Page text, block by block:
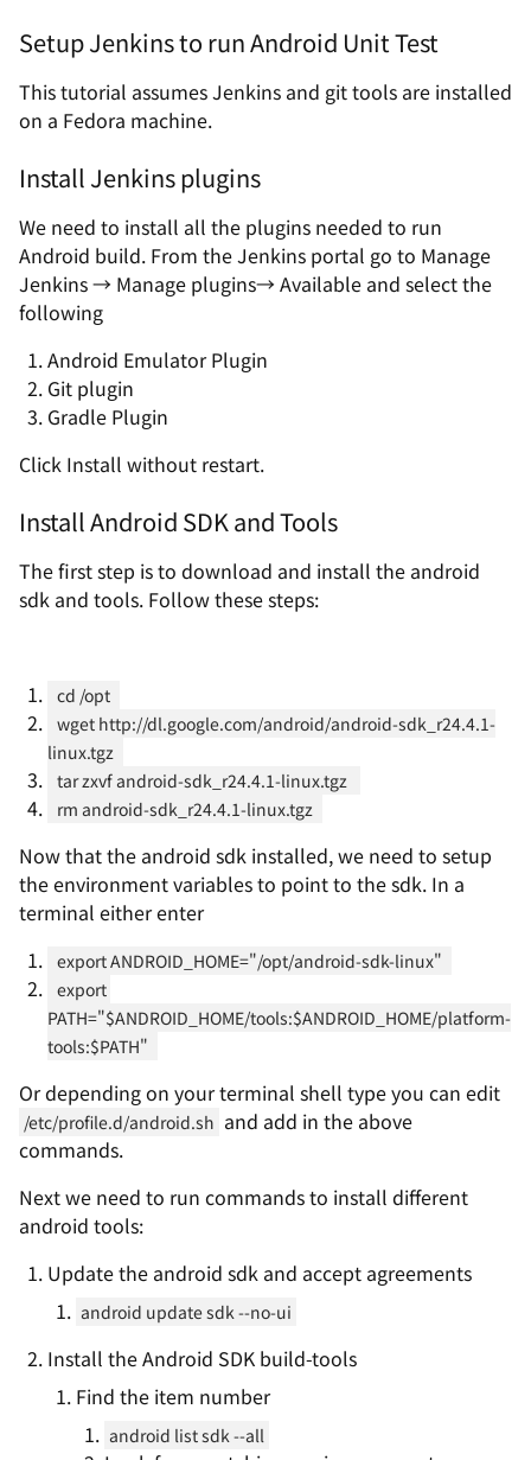
Setup Jenkins to run Android Unit Test
This tutorial assumes Jenkins and git tools are installed
on a Fedora machine.
Install Jenkins plugins
We need to install all the plugins needed to run
Android build. From the Jenkins portal go to Manage
Jenkins → Manage plugins→ Available and select the
following
Android Emulator Plugin
Git plugin
Gradle Plugin
Click Install without restart.
Install Android SDK and Tools
The first step is to download and install the android
sdk and tools. Follow these steps:
cd /opt
wget http://dl.google.com/android/android-sdk_r24.4.1-
linux.tgz
tar zxvf android-sdk_r24.4.1-linux.tgz
rm android-sdk_r24.4.1-linux.tgz
Now that the android sdk installed, we need to setup
the environment variables to point to the sdk. In a
terminal either enter
export ANDROID_HOME="/opt/android-sdk-linux"
export
PATH="$ANDROID_HOME/tools:$ANDROID_HOME/platform-
tools:$PATH"
Or depending on your terminal shell type you can edit
/etc/profile.d/android.sh and add in the above
commands.
Next we need to run commands to install different
android tools:
Update the android sdk and accept agreements
android update sdk --no-ui
Install the Android SDK build-tools
Find the item number
android list sdk --all